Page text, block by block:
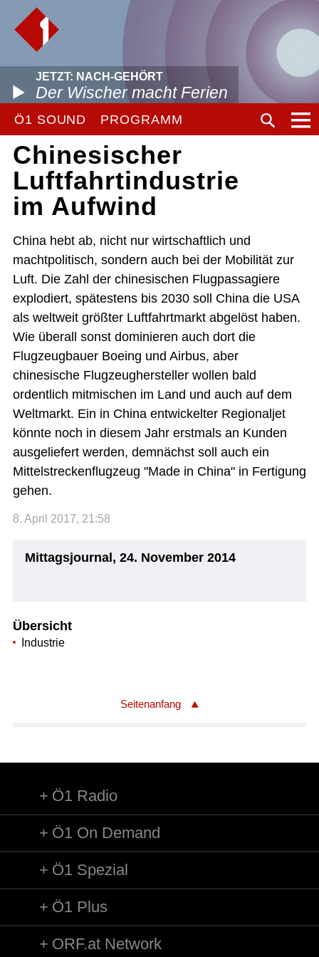
JETZT: NACH-GEHÖRT
Der Wischer macht Ferien
Ö1 SOUND PROGRAMM
Chinesischer
Luftfahrtindustrie
im Aufwind
China hebt ab, nicht nur wirtschaftlich und
machtpolitisch, sondern auch bei der Mobilität zur
Luft. Die Zahl der chinesischen Flugpassagiere
explodiert, spätestens bis 2030 soll China die USA
als weltweit größter Luftfahrtmarkt abgelöst haben.
Wie überall sonst dominieren auch dort die
Flugzeugbauer Boeing und Airbus, aber
chinesische Flugzeughersteller wollen bald
ordentlich mitmischen im Land und auch auf dem
Weltmarkt. Ein in China entwickelter Regionaljet
könnte noch in diesem Jahr erstmals an Kunden
ausgeliefert werden, demnächst soll auch ein
Mittelstreckenflugzeug "Made in China" in Fertigung
gehen.
8. April 2017, 21:58
Mittagsjournal, 24. November 2014
Übersicht
Industrie
Seitenanfang
Ö1 Radio
Ö1 On Demand
Ö1 Spezial
Ö1 Plus
ORF.at Network